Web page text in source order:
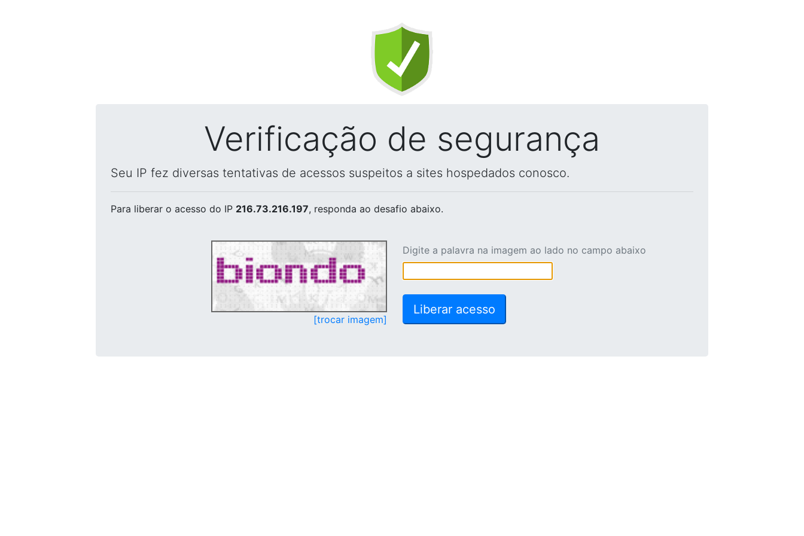
Verificação de segurança
Seu IP fez diversas tentativas de acessos suspeitos a sites hospedados conosco.
Para liberar o acesso do IP 216.73.216.197, responda ao desafio abaixo.
[trocar imagem]
Digite a palavra na imagem ao lado no campo abaixo